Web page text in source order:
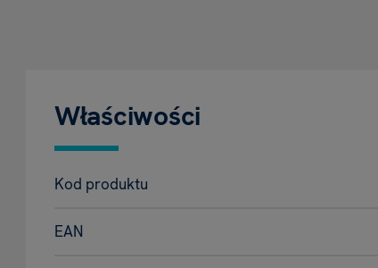
Właściwości
Kod produktu
EAN